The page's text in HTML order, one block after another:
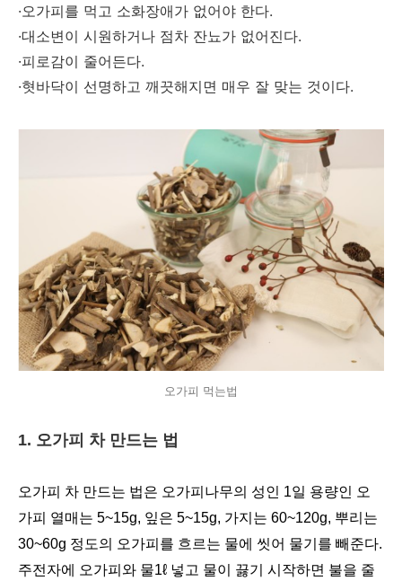
·오가피를 먹고 소화장애가 없어야 한다.
·대소변이 시원하거나 점차 잔뇨가 없어진다.
·피로감이 줄어든다.
·혓바닥이 선명하고 깨끗해지면 매우 잘 맞는 것이다.
오가피 먹는법
1. 오가피 차 만드는 법
오가피 차 만드는 법은 오가피나무의 성인 1일 용량인 오
가피 열매는 5~15g, 잎은 5~15g, 가지는 60~120g, 뿌리는
30~60g 정도의 오가피를 흐르는 물에 씻어 물기를 빼준다.
주전자에 오가피와 물1ℓ 넣고 물이 끓기 시작하면 불을 줄